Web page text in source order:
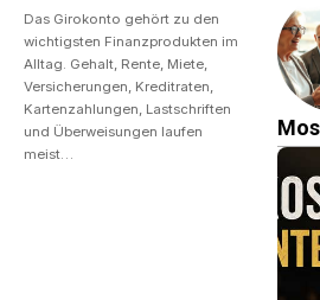
Das Girokonto gehört zu den
wichtigsten Finanzprodukten im
Alltag. Gehalt, Rente, Miete,
Versicherungen, Kreditraten,
Kartenzahlungen, Lastschriften
und Überweisungen laufen
meist…